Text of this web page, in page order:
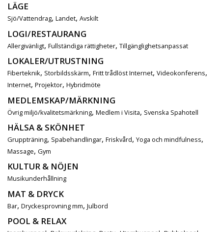
LÄGE
Sjö/Vattendrag, Landet, Avskilt
LOGI/RESTAURANG
Allergivänligt, Fullständiga rättigheter, Tillgänglighetsanpassat
LOKALER/UTRUSTNING
Fiberteknik, Storbildsskärm, Fritt trådlöst Internet, Videokonferens,
Internet, Projektor, Hybridmöte
MEDLEMSKAP/MÄRKNING
Övrig miljö/kvalitetsmärkning, Medlem i Visita, Svenska Spahotell
HÄLSA & SKÖNHET
Gruppträning, Spabehandlingar, Friskvård, Yoga och mindfulness,
Massage, Gym
KULTUR & NÖJEN
Musikunderhållning
MAT & DRYCK
Bar, Dryckesprovning mm, Julbord
POOL & RELAX